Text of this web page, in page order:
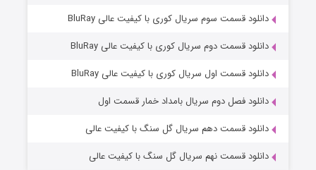
مردگان متحرک: شهر مرده ۳
قسمت۲ (زیرنویس) منتشر شد
دانلود قسمت سوم سریال کوری با کیفیت عالی BluRay
دانلود قسمت دوم سریال کوری با کیفیت عالی BluRay
دانلود قسمت اول سریال کوری با کیفیت عالی BluRay
دانلود فصل دوم سریال بامداد خمار قسمت اول
دانلود قسمت دهم سریال گل سنگ با کیفیت عالی
دانلود قسمت نهم سریال گل سنگ با کیفیت عالی